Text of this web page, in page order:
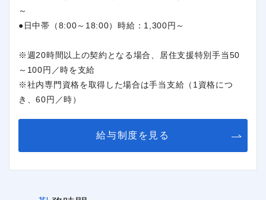
～
●日中帯（8:00～18:00）時給：1,300円～
※週20時間以上の契約となる場合、居住支援特別手当50
～100円／時を支給
※社内専門資格を取得した場合は手当支給（1資格につ
き、60円／時）
給与制度を見る